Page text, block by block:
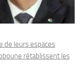
de leurs espaces
rétablissent les